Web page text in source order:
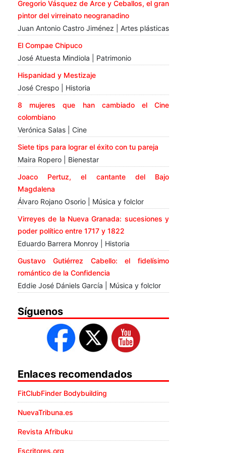
Gregorio Vásquez de Arce y Ceballos, el gran
pintor del virreinato neogranadino
Juan Antonio Castro Jiménez | Artes plásticas
El Compae Chipuco
José Atuesta Mindiola | Patrimonio
Hispanidad y Mestizaje
José Crespo | Historia
8 mujeres que han cambiado el Cine
colombiano
Verónica Salas | Cine
Siete tips para lograr el éxito con tu pareja
Maira Ropero | Bienestar
Joaco Pertuz, el cantante del Bajo
Magdalena
Álvaro Rojano Osorio | Música y folclor
Virreyes de la Nueva Granada: sucesiones y
poder político entre 1717 y 1822
Eduardo Barrera Monroy | Historia
Gustavo Gutiérrez Cabello: el fidelísimo
romántico de la Confidencia
Eddie José Dániels García | Música y folclor
Síguenos
Enlaces recomendados
FitClubFinder Bodybuilding
NuevaTribuna.es
Revista Afribuku
Escritores.org